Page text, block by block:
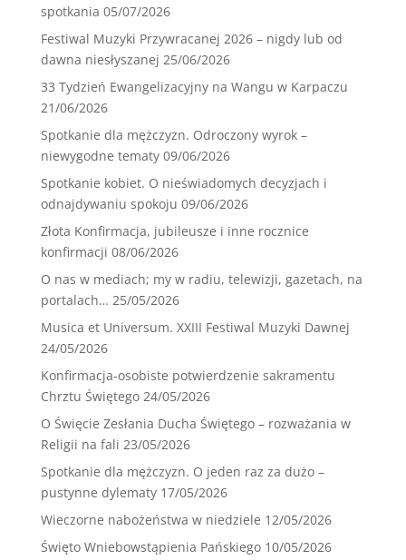
spotkania 05/07/2026
Festiwal Muzyki Przywracanej 2026 – nigdy lub od
dawna niesłyszanej 25/06/2026
33 Tydzień Ewangelizacyjny na Wangu w Karpaczu
21/06/2026
Spotkanie dla mężczyzn. Odroczony wyrok –
niewygodne tematy 09/06/2026
Spotkanie kobiet. O nieświadomych decyzjach i
odnajdywaniu spokoju 09/06/2026
Złota Konfirmacja, jubileusze i inne rocznice
konfirmacji 08/06/2026
O nas w mediach; my w radiu, telewizji, gazetach, na
portalach… 25/05/2026
Musica et Universum. XXIII Festiwal Muzyki Dawnej
24/05/2026
Konfirmacja-osobiste potwierdzenie sakramentu
Chrztu Świętego 24/05/2026
O Święcie Zesłania Ducha Świętego – rozważania w
Religii na fali 23/05/2026
Spotkanie dla mężczyzn. O jeden raz za dużo –
pustynne dylematy 17/05/2026
Wieczorne nabożeństwa w niedziele 12/05/2026
Święto Wniebowstąpienia Pańskiego 10/05/2026